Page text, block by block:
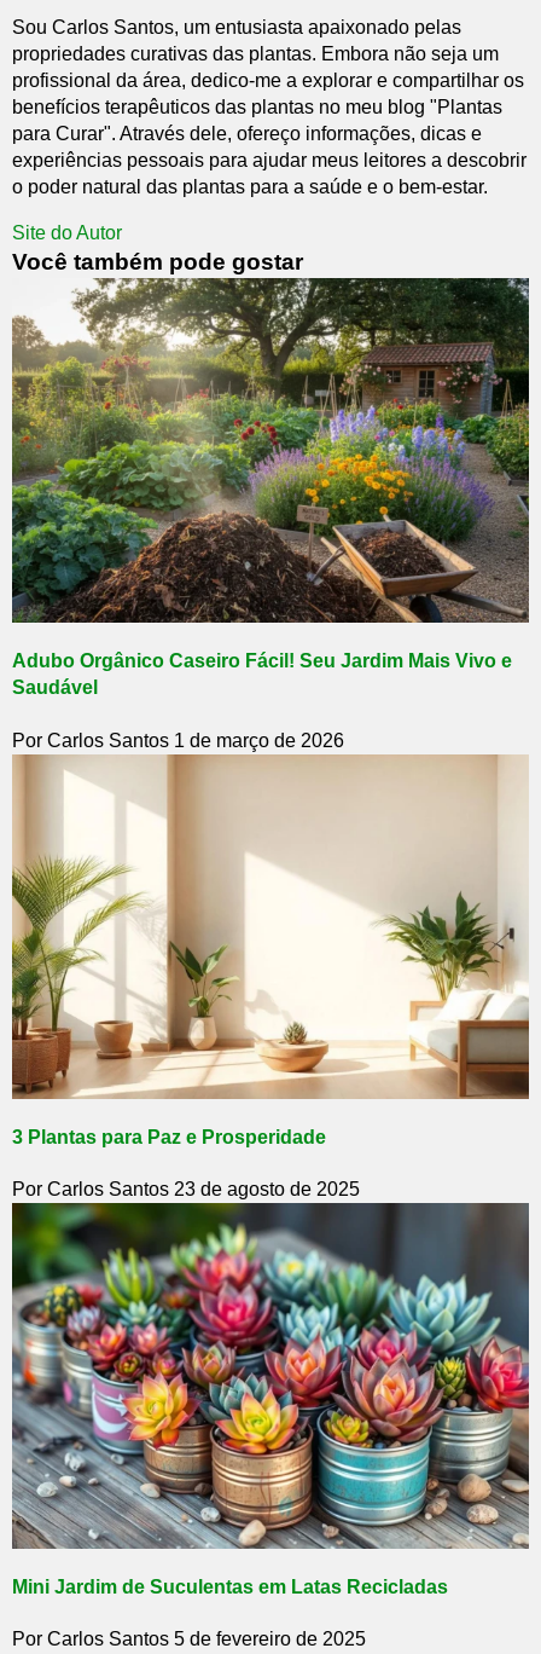
Sou Carlos Santos, um entusiasta apaixonado pelas
propriedades curativas das plantas. Embora não seja um
profissional da área, dedico-me a explorar e compartilhar os
benefícios terapêuticos das plantas no meu blog "Plantas
para Curar". Através dele, ofereço informações, dicas e
experiências pessoais para ajudar meus leitores a descobrir
o poder natural das plantas para a saúde e o bem-estar.
Site do Autor
Você também pode gostar
Adubo Orgânico Caseiro Fácil! Seu Jardim Mais Vivo e
Saudável
Por Carlos Santos 1 de março de 2026
3 Plantas para Paz e Prosperidade
Por Carlos Santos 23 de agosto de 2025
Mini Jardim de Suculentas em Latas Recicladas
Por Carlos Santos 5 de fevereiro de 2025